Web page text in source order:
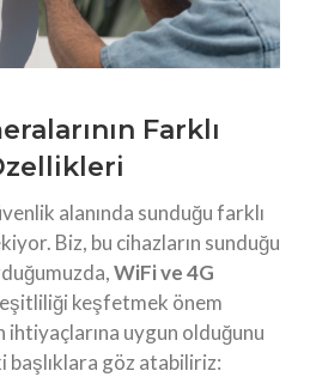
Farklı
alanında sunduğu farklı
Biz, bu cihazların sunduğu
WiFi ve 4G
keşfetmek önem
ihtiyaçlarına uygun olduğunu
başlıklara göz atabiliriz: